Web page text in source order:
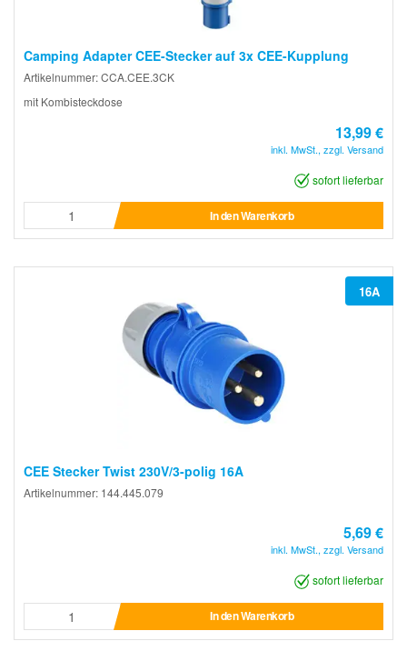
Camping Adapter CEE-Stecker auf 3x CEE-Kupplung
Artikelnummer: CCA.CEE.3CK
mit Kombisteckdose
13,99 €
inkl. MwSt., zzgl. Versand
sofort lieferbar
In den Warenkorb
16A
CEE Stecker Twist 230V/3-polig 16A
Artikelnummer: 144.445.079
5,69 €
inkl. MwSt., zzgl. Versand
sofort lieferbar
In den Warenkorb